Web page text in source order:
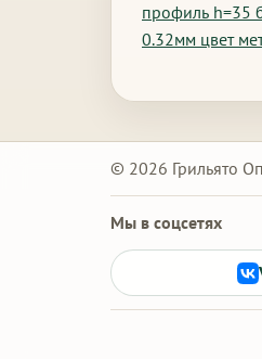
профиль h=35
0.32мм цвет
© 2026 Грильято
Мы в соцсетях